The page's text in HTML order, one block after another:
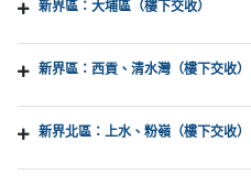
新界區：大埔區（樓下交收）
新界區：西貢、清水灣（樓下交收）
新界北區：上水、粉嶺（樓下交收）